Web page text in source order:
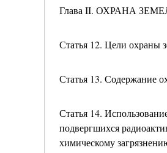
Глава II. ОХРАНА
Статья 12. Цели охраны
Статья 13. Содержание
Статья 14.
подвергшихся
химическому